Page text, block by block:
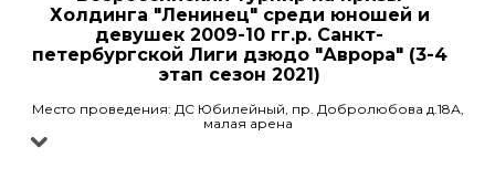
Холдинга "Ленинец" среди юношей и
девушек 2009-10 гг.р. Санкт-
петербургской Лиги дзюдо "Аврора" (3-4
этап сезон 2021)
Место проведения: ДС Юбилейный, пр. Добролюбова д.18А,
малая арена